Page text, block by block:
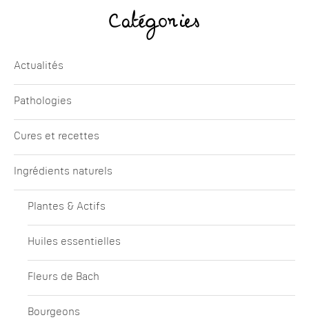
Catégories
Actualités
Pathologies
Cures et recettes
Ingrédients naturels
Plantes & Actifs
Huiles essentielles
Fleurs de Bach
Bourgeons